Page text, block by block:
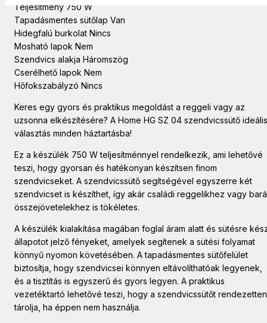
Teljesítmény 750 W
Tapadásmentes sütőlap Van
Hidegfalú burkolat Nincs
Mosható lapok Nem
Szendvics alakja Háromszög
Cserélhető lapok Nem
Hőfokszabályzó Nincs
Keres egy gyors és praktikus megoldást a reggeli vagy az
uzsonna elkészítésére? A Home HG SZ 04 szendvicssütő ideális
választás minden háztartásba!
Ez a készülék 750 W teljesítménnyel rendelkezik, ami lehetővé
teszi, hogy gyorsan és hatékonyan készítsen finom
szendvicseket. A szendvicssütő segítségével egyszerre két
szendvicset is készíthet, így akár családi reggelikhez vagy
összejövetelekhez is tökéletes.
A készülék kialakítása magában foglal áram alatt és sütésre
állapotot jelző fényeket, amelyek segítenek a sütési folyamat
könnyű nyomon követésében. A tapadásmentes sütőfelület
biztosítja, hogy szendvicsei könnyen eltávolíthatóak legyenek,
és a tisztítás is egyszerű és gyors legyen. A praktikus
vezetéktartó lehetővé teszi, hogy a szendvicssütőt rendezetten
tárolja, ha éppen nem használja.